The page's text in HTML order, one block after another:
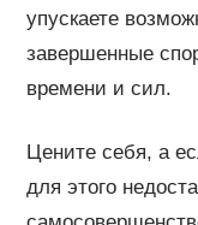
упускаете
завершенные
времени и сил.
Цените себя, а
для этого